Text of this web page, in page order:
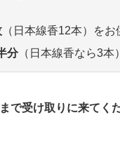
（日本線香12本）を
分（日本線香なら3本
まで受け取りに来てく